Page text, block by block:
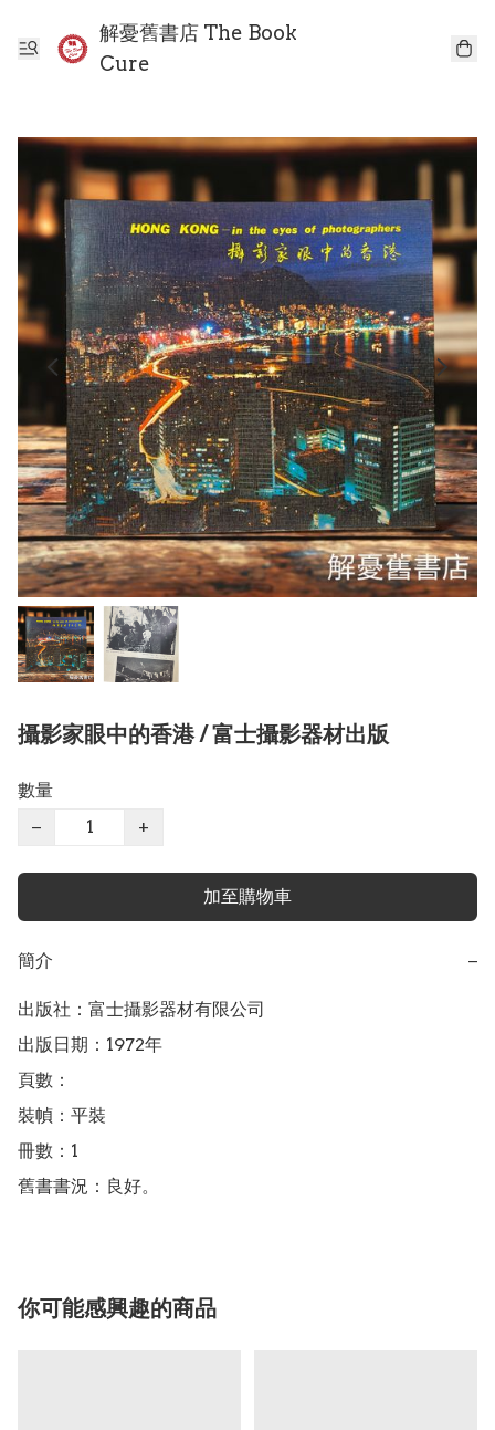
解憂舊書店 The Book
Cure
攝影家眼中的香港 / 富士攝影器材出版
數量
−
+
加至購物車
簡介 −
出版社：富士攝影器材有限公司
出版日期：1972年
頁數：
裝幀：平裝
冊數：1
舊書書況：良好。
你可能感興趣的商品